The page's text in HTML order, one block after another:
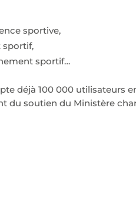
sportive,
sportif,
sportif…
déjà 100 000 utilisateurs
du soutien du Ministère